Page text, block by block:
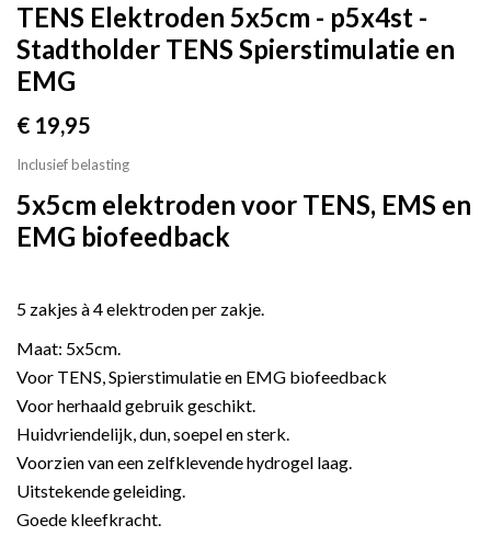
TENS Elektroden 5x5cm - p5x4st -
Stadtholder TENS Spierstimulatie en
EMG
€ 19,95
Inclusief belasting
5x5cm elektroden voor TENS, EMS en
EMG biofeedback
5 zakjes à 4 elektroden per zakje.
Maat: 5x5cm.
Voor TENS, Spierstimulatie en EMG biofeedback
Voor herhaald gebruik geschikt.
Huidvriendelijk, dun, soepel en sterk.
Voorzien van een zelfklevende hydrogel laag.
Uitstekende geleiding.
Goede kleefkracht.